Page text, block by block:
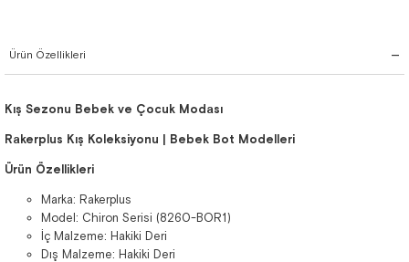
Ürün Özellikleri
Kış Sezonu Bebek ve Çocuk Modası
Rakerplus Kış Koleksiyonu | Bebek Bot Modelleri
Ürün Özellikleri
Marka: Rakerplus
Model: Chiron Serisi (8260-BOR1)
İç Malzeme: Hakiki Deri
Dış Malzeme: Hakiki Deri